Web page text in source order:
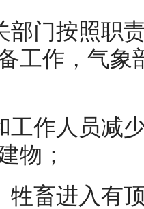
部门按照职
工作，气象
工作人员减
物；
牲畜进入有